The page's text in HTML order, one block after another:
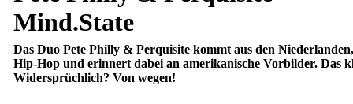
Mind.State
Das Duo Pete Philly & Perquisite kommt aus den
Hip-Hop und erinnert dabei an amerikanische Vorbilder. Das
Widersprüchlich? Von wegen!